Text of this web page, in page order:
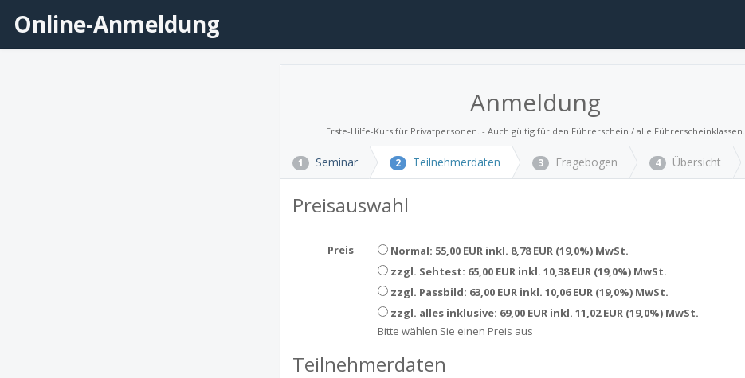
Online-Anmeldung
Anmeldung
Erste-Hilfe-Kurs für Privatpersonen. - Auch gültig für den Führerschein / alle Führerscheinklassen.
1 Seminar 2 Teilnehmerdaten 3 Fragebogen 4 Übersicht
Preisauswahl
Preis
Normal: 55,00 EUR inkl. 8,78 EUR (19,0%) MwSt.
zzgl. Sehtest: 65,00 EUR inkl. 10,38 EUR (19,0%) MwSt.
zzgl. Passbild: 63,00 EUR inkl. 10,06 EUR (19,0%) MwSt.
zzgl. alles inklusive: 69,00 EUR inkl. 11,02 EUR (19,0%) MwSt.
Bitte wählen Sie einen Preis aus
Teilnehmerdaten